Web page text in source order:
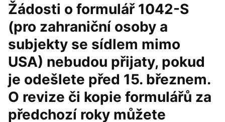
Žádosti o formulář 1042-S
(pro zahraniční osoby a
subjekty se sídlem mimo
USA) nebudou přijaty, pokud
je odešlete před 15. březnem.
O revize či kopie formulářů za
předchozí roky můžete